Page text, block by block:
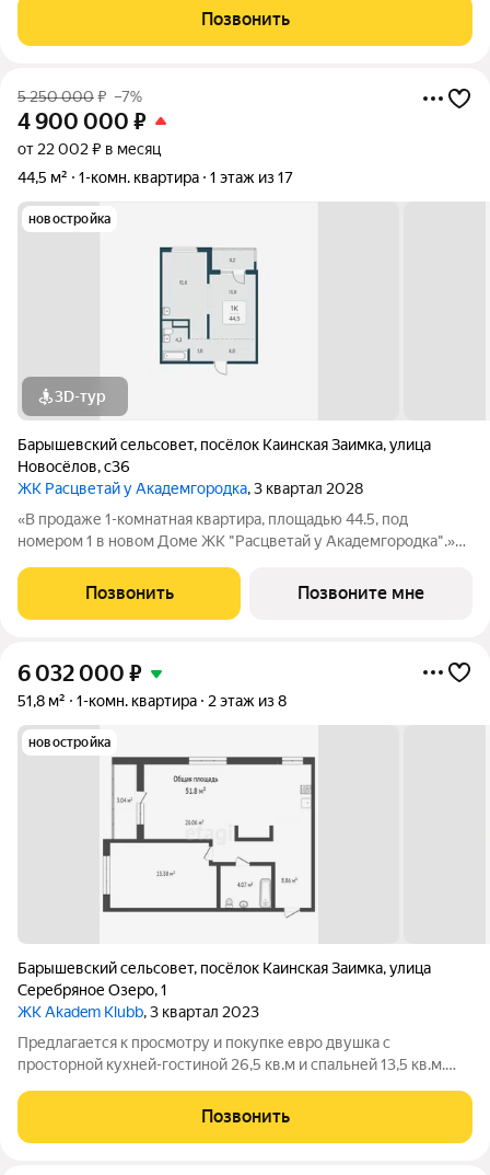
Академгородка на берегу Серебряного озера в окружении
природы и тишины. В квартире
Позвонить
5 250 000₽ –7%
4 900 000 ₽
от 22 002 ₽ в месяц
44,5 м²
1-комн. квартира 1 этаж из 17
новостройка
3D-тур
Барышевский сельсовет, посёлок Каинская Заимка,улица
Новосёлов,с36
ЖК Расцветай у Академгородка, 3 квартал 2028
«В продаже 1-комнатная квартира, площадью 44.5, под
номером 1 в новом Доме ЖК "Расцветай у Академгородка".»
Каинка в окружении живописных лесных просторов. Видовые
квартиры на озеро и лес. Торговая
Позвонить Позвоните мне
6 032 000 ₽
51,8 м² 1-комн. квартира 2 этаж из 8
новостройка
Барышевский сельсовет, посёлок Каинская Заимка,улица
Серебряное Озеро,1
ЖК Akadem Klubb, 3 квартал 2023
Предлагается к просмотру и покупке евро двушка с
просторной кухней-гостиной 26,5 кв.м и спальней 13,5 кв.м.
ИПОТЕКУ 6% ВОЗМОЖНА ПОКУПКА БЕЗ
ПЕРВОНАЧАЛЬНОГО ВЗНОСА О КОМПЛЕКСЕ: Аkadem Klubb -
Позвонить